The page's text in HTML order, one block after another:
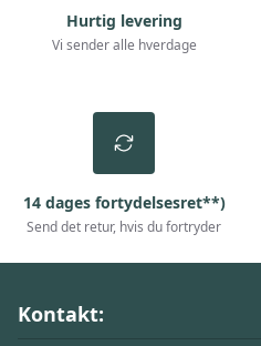
Hurtig levering
Vi sender alle hverdage
14 dages fortydelsesret**)
Send det retur, hvis du fortryder
Kontakt: